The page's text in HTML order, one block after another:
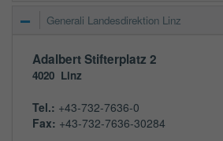
Generali Landesdirektion Linz
Adalbert Stifterplatz 2
4020 Linz
Tel.: +43-732-7636-0
Fax: +43-732-7636-30284